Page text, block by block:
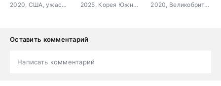
2020, США, ужасы, триллер
2025, Корея Южная, детектив, триллер, комедия, криминал
2020, Великобритания, боевик, триллер, драма, криминал
Оставить комментарий
Написать комментарий